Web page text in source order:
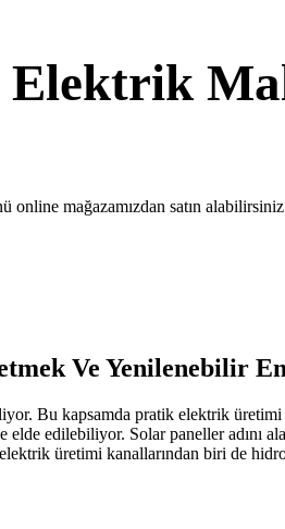
Elektrik
mağazamızdan satın
Ve Yenilenebilir
Bu kapsamda pratik elektrik
edilebiliyor. Solar paneller adını
üretimi kanallarından biri de